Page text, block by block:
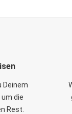
Deinem
die
Rest.